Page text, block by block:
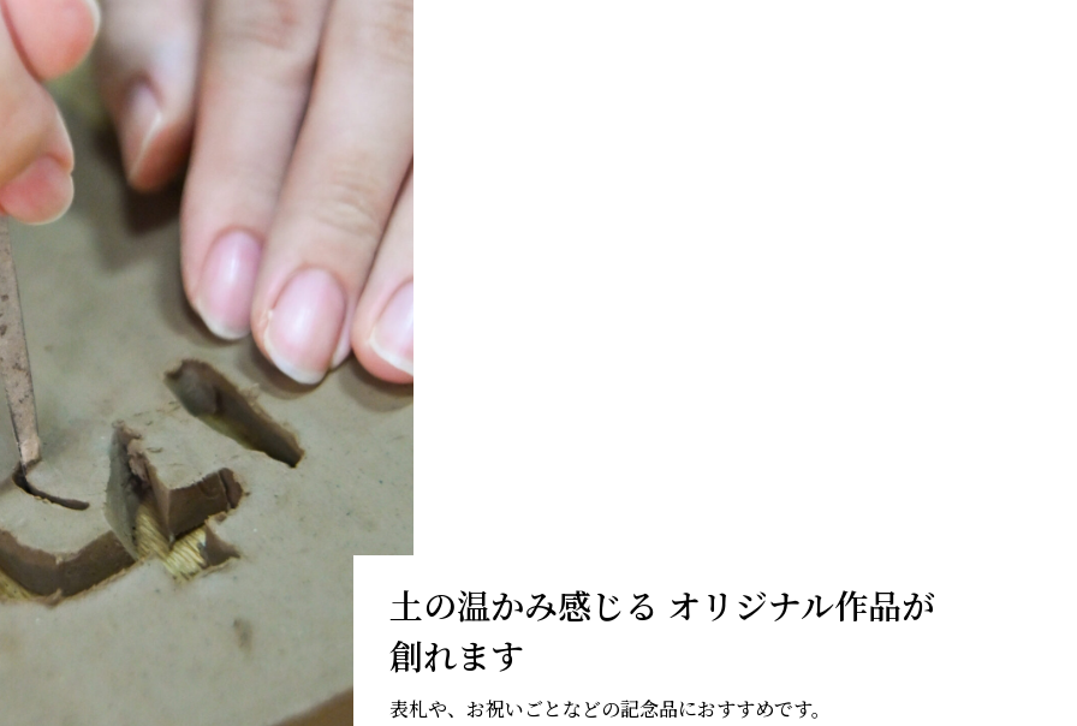
土の温かみ感じる オリジナル作品が
創れます
表札や、お祝いごとなどの記念品におすすめです。